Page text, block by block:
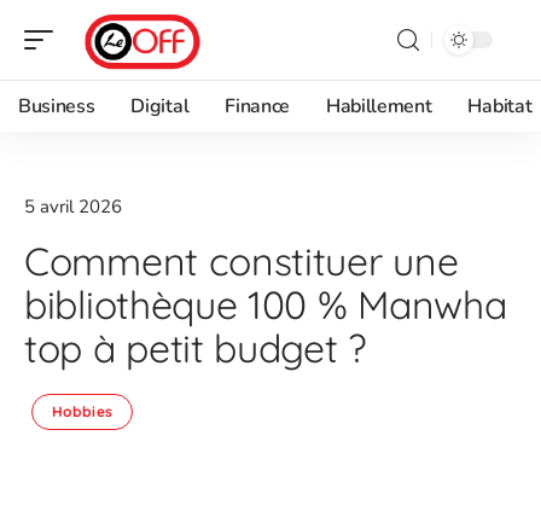
Business Digital Finance Habillement Habitat
5 avril 2026
Comment constituer une
bibliothèque 100 % Manwha
top à petit budget ?
Hobbies